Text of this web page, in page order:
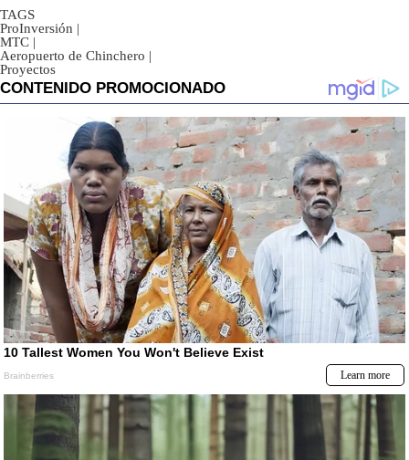
TAGS
ProInversión |
MTC |
Aeropuerto de Chinchero |
Proyectos